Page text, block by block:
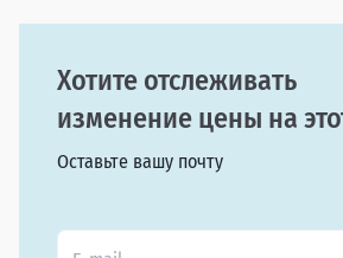
Хотите отслеживать
изменение цены на
Оставьте вашу почту